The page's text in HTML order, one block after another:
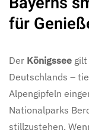
für
Der Königssee
Deutschlands –
Alpengipfeln
Nationalparks
stillzustehen.